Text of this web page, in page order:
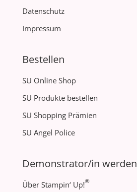
Datenschutz
Impressum
Bestellen
SU Online Shop
SU Produkte bestellen
SU Shopping Prämien
SU Angel Police
Demonstrator/in werden
Über Stampin‘ Up!®